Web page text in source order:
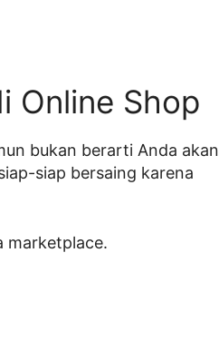
Online Shop
bukan berarti Anda akan
siap bersaing karena
marketplace.